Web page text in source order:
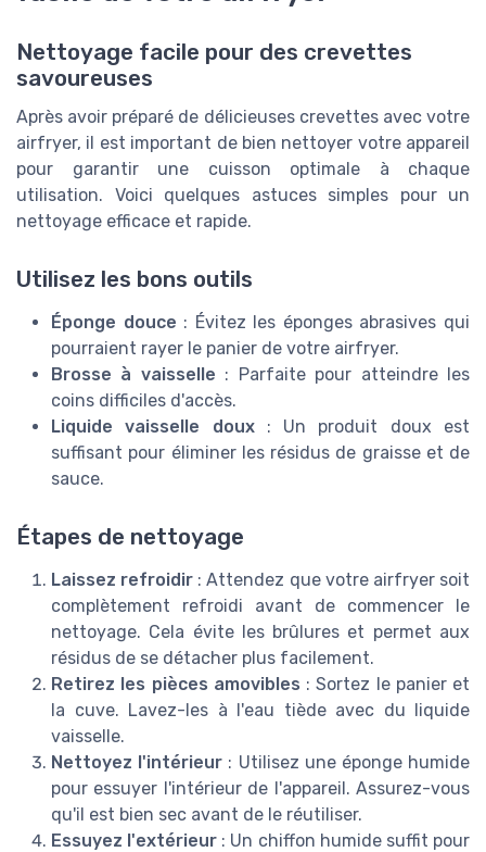
Nettoyage facile pour des crevettes
savoureuses
Après avoir préparé de délicieuses crevettes avec votre
airfryer, il est important de bien nettoyer votre appareil
pour garantir une cuisson optimale à chaque
utilisation. Voici quelques astuces simples pour un
nettoyage efficace et rapide.
Utilisez les bons outils
Éponge douce : Évitez les éponges abrasives qui
pourraient rayer le panier de votre airfryer.
Brosse à vaisselle : Parfaite pour atteindre les
coins difficiles d'accès.
Liquide vaisselle doux: Un produit doux est
suffisant pour éliminer les résidus de graisse et de
sauce.
Étapes de nettoyage
Laissez refroidir : Attendez que votre airfryer soit
complètement refroidi avant de commencer le
nettoyage. Cela évite les brûlures et permet aux
résidus de se détacher plus facilement.
Retirez les pièces amovibles : Sortez le panier et
la cuve. Lavez-les à l'eau tiède avec du liquide
vaisselle.
Nettoyez l'intérieur : Utilisez une éponge humide
pour essuyer l'intérieur de l'appareil. Assurez-vous
qu'il est bien sec avant de le réutiliser.
Essuyez l'extérieur : Un chiffon humide suffit pour